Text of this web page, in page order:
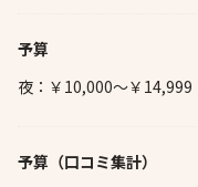
予算
夜：￥10,000～￥14,999
予算 （口コミ集計）